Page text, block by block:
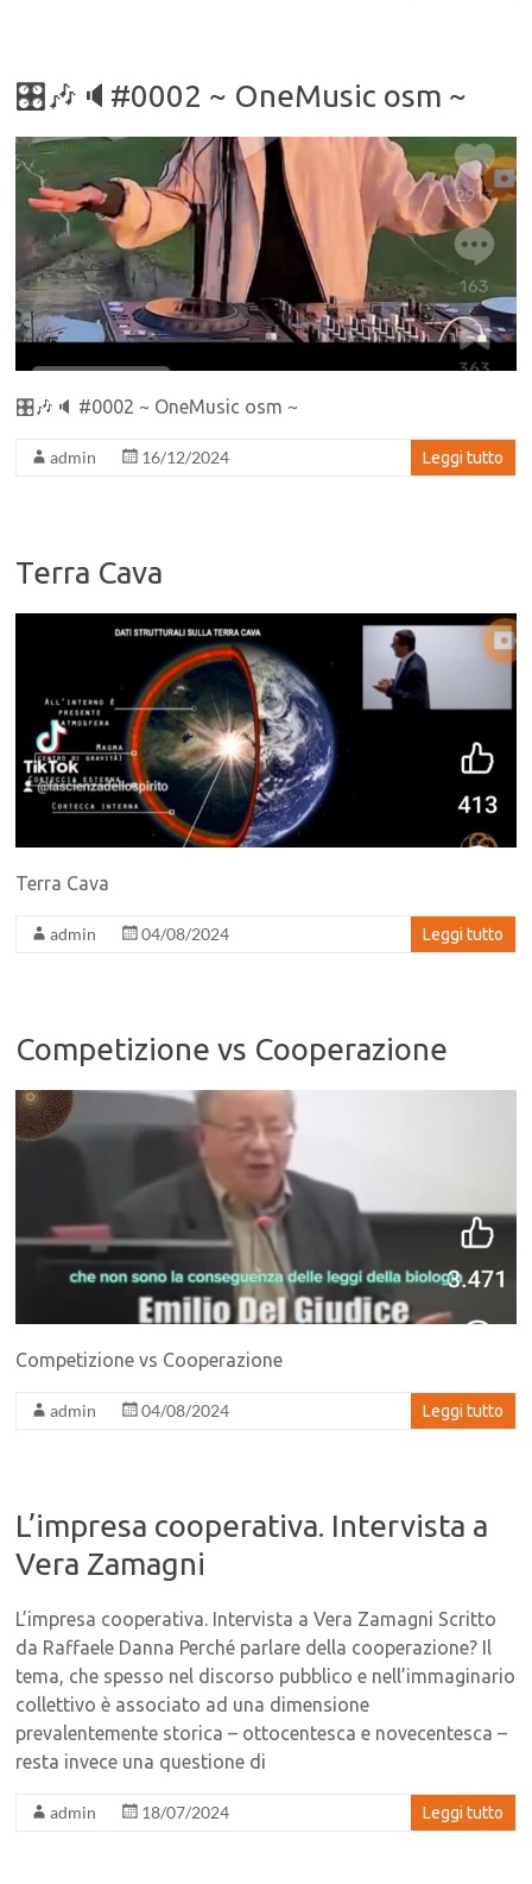
🎛🎶🔈#0002 ~ OneMusic osm ~
🎛🎶🔈 #0002 ~ OneMusic osm ~
admin 16/12/2024 Leggi tutto
Terra Cava
Terra Cava
admin 04/08/2024 Leggi tutto
Competizione vs Cooperazione
Competizione vs Cooperazione
admin 04/08/2024 Leggi tutto
L’impresa cooperativa. Intervista a
Vera Zamagni
L’impresa cooperativa. Intervista a Vera Zamagni Scritto
da Raffaele Danna Perché parlare della cooperazione? Il
tema, che spesso nel discorso pubblico e nell’immaginario
collettivo è associato ad una dimensione
prevalentemente storica – ottocentesca e novecentesca –
resta invece una questione di
admin 18/07/2024 Leggi tutto